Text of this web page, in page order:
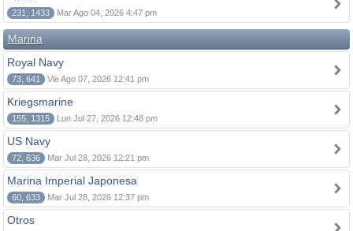
231, 1433 Mar Ago 04, 2026 4:47 pm
Marina
Royal Navy
73, 641 Vie Ago 07, 2026 12:41 pm
Kriegsmarine
155, 1315 Lun Jul 27, 2026 12:48 pm
US Navy
72, 636 Mar Jul 28, 2026 12:21 pm
Marina Imperial Japonesa
60, 633 Mar Jul 28, 2026 12:37 pm
Otros